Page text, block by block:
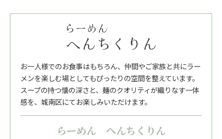
お一人様でのお食事はもちろん、仲間やご家族と共にラー
メンを楽しむ場としてもぴったりの空間を整えています。
スープの持つ懐の深さと、麺のクオリティが織りなす一体
感を、城南区にてお楽しみいただけます。
らーめん へんちくりん